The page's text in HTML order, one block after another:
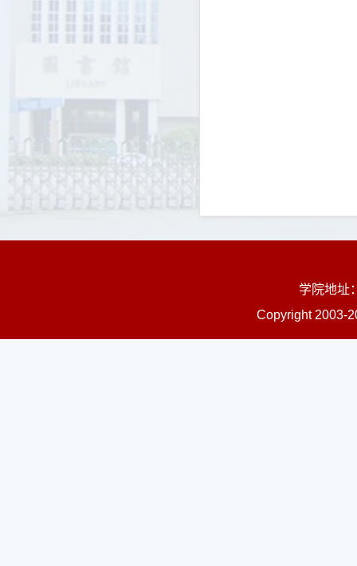
学院地址
Copyright 2003-